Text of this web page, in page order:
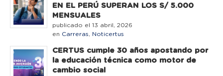
EN EL PERÚ SUPERAN LOS S/ 5.000
MENSUALES
publicado el 13 abril, 2026
en Carreras, Noticertus
CERTUS cumple 30 años apostando por
la educación técnica como motor de
cambio social